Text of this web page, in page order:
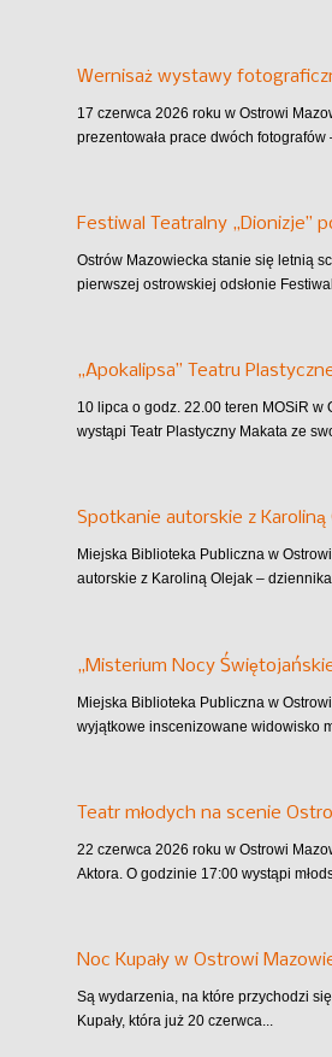
Wernisaż wystawy
17 czerwca 2026 roku w Ostrowi
prezentowała prace dwóch
Festiwal Teatralny „Dionizje”
Ostrów Mazowiecka stanie się letnią
pierwszej ostrowskiej odsłonie
„Apokalipsa” Teatru
10 lipca o godz. 22.00 teren MOSiR
wystąpi Teatr Plastyczny Makata ze
Spotkanie autorskie z Karoliną
Miejska Biblioteka Publiczna w
autorskie z Karoliną Olejak –
„Misterium Nocy
Miejska Biblioteka Publiczna w
wyjątkowe inscenizowane widowisko
Teatr młodych na scenie
22 czerwca 2026 roku w Ostrowi
Aktora. O godzinie 17:00 wystąpi
Noc Kupały w Ostrowi
Są wydarzenia, na które przychodzi
Kupały, która już 20 czerwca...